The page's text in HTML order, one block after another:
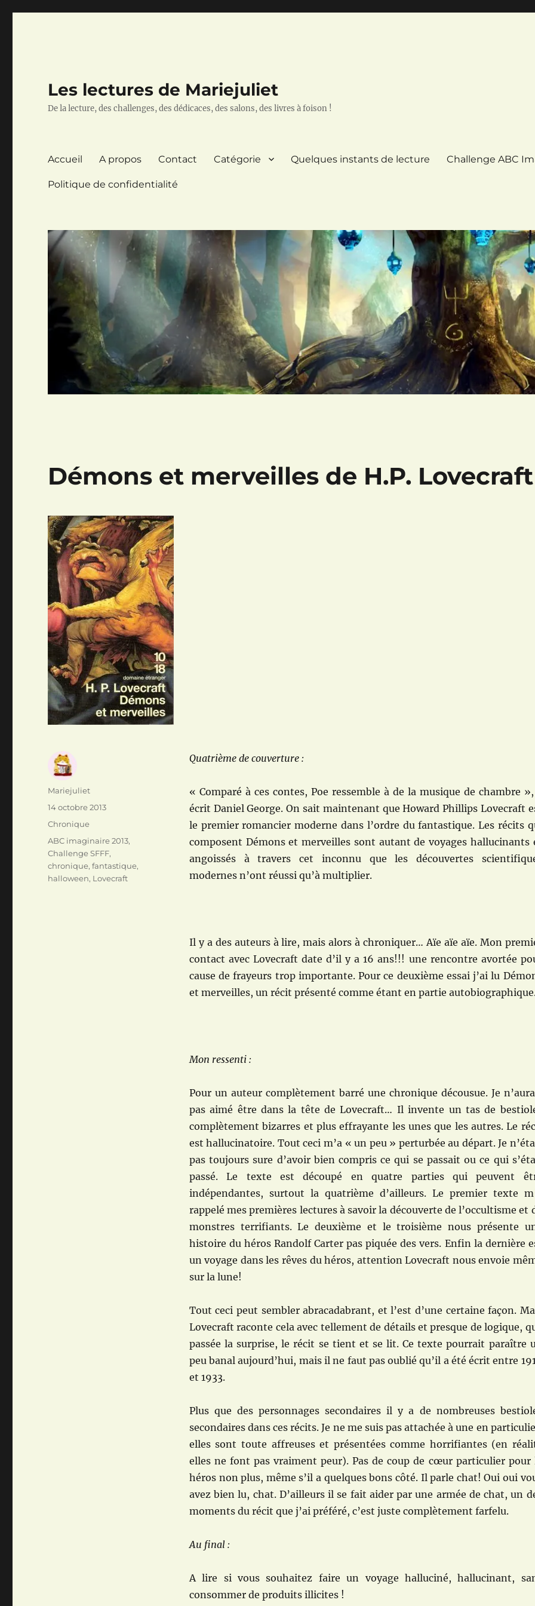
Les lectures de Mariejuliet
De la lecture, des challenges, des dédicaces, des salons, des livres à foison !
Accueil A propos Contact Catégorie Quelques instants de lecture Challenge ABC
Politique de confidentialité
Démons et merveilles de H.P. Lovecraft
Quatrième de couverture :
« Comparé à ces contes, Poe ressemble à de la musique de chambre
écrit Daniel George. On sait maintenant que Howard Phillips Lovecraft
le premier romancier moderne dans l’ordre du fantastique. Les récits
composent Démons et merveilles sont autant de voyages hallucinants
angoissés à travers cet inconnu que les découvertes
modernes n’ont réussi qu’à multiplier.
Il y a des auteurs à lire, mais alors à chroniquer… Aïe aïe aïe. Mon
contact avec Lovecraft date d’il y a 16 ans!!! une rencontre avortée
cause de frayeurs trop importante. Pour ce deuxième essai j’ai lu
et merveilles, un récit présenté comme étant en partie
Mon ressenti :
Pour un auteur complètement barré une chronique décousue. Je
pas aimé être dans la tête de Lovecraft… Il invente un tas de
complètement bizarres et plus effrayante les unes que les autres. Le
est hallucinatoire. Tout ceci m’a « un peu » perturbée au départ. Je
pas toujours sure d’avoir bien compris ce qui se passait ou ce qui
passé. Le texte est découpé en quatre parties qui peuvent
indépendantes, surtout la quatrième d’ailleurs. Le premier texte
rappelé mes premières lectures à savoir la découverte de l’occultisme et
monstres terrifiants. Le deuxième et le troisième nous présente
histoire du héros Randolf Carter pas piquée des vers. Enfin la dernière
un voyage dans les rêves du héros, attention Lovecraft nous envoie
sur la lune!
Tout ceci peut sembler abracadabrant, et l’est d’une certaine façon.
Lovecraft raconte cela avec tellement de détails et presque de logique,
passée la surprise, le récit se tient et se lit. Ce texte pourrait paraître
peu banal aujourd’hui, mais il ne faut pas oublié qu’il a été écrit entre
et 1933.
Plus que des personnages secondaires il y a de nombreuses
secondaires dans ces récits. Je ne me suis pas attachée à une en
elles sont toute affreuses et présentées comme horrifiantes (en
elles ne font pas vraiment peur). Pas de coup de cœur particulier pour
héros non plus, même s’il a quelques bons côté. Il parle chat! Oui oui
avez bien lu, chat. D’ailleurs il se fait aider par une armée de chat, un
moments du récit que j’ai préféré, c’est juste complètement farfelu.
Au final :
A lire si vous souhaitez faire un voyage halluciné, hallucinant,
consommer de produits illicites !
Auteur
Mariejuliet
Publié
le
14 octobre 2013
Catégories
Chronique
Étiquettes
ABC imaginaire 2013,
Challenge SFFF,
chronique,fantastique,
halloween, Lovecraft